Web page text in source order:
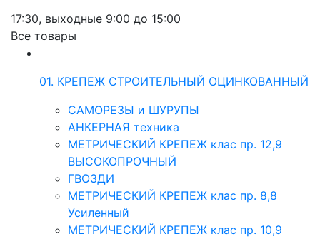
17:30, выходные 9:00 до 15:00
Все товары
01. КРЕПЕЖ СТРОИТЕЛЬНЫЙ ОЦИНКОВАННЫЙ
САМОРЕЗЫ и ШУРУПЫ
АНКЕРНАЯ техника
МЕТРИЧЕСКИЙ КРЕПЕЖ клас пр. 12,9
ВЫСОКОПРОЧНЫЙ
ГВОЗДИ
МЕТРИЧЕСКИЙ КРЕПЕЖ клас пр. 8,8
Усиленный
МЕТРИЧЕСКИЙ КРЕПЕЖ клас пр. 10,9